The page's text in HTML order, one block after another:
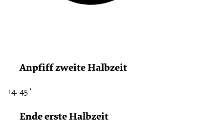
Anpfiff zweite Halbzeit
45 ′
Ende erste Halbzeit